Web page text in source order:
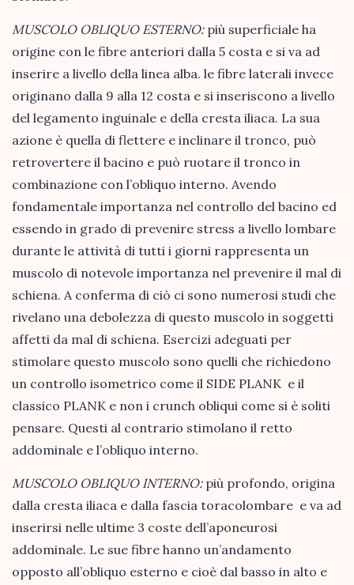
MUSCOLO OBLIQUO ESTERNO: più superficiale ha
origine con le fibre anteriori dalla 5 costa e si va ad
inserire a livello della linea alba. le fibre laterali invece
originano dalla 9 alla 12 costa e si inseriscono a livello
del legamento inguinale e della cresta iliaca. La sua
azione è quella di flettere e inclinare il tronco, può
retrovertere il bacino e può ruotare il tronco in
combinazione con l’obliquo interno. Avendo
fondamentale importanza nel controllo del bacino ed
essendo in grado di prevenire stress a livello lombare
durante le attività di tutti i giorni rappresenta un
muscolo di notevole importanza nel prevenire il mal di
schiena. A conferma di ciò ci sono numerosi studi che
rivelano una debolezza di questo muscolo in soggetti
affetti da mal di schiena. Esercizi adeguati per
stimolare questo muscolo sono quelli che richiedono
un controllo isometrico come il SIDE PLANK e il
classico PLANK e non i crunch obliqui come si è soliti
pensare. Questi al contrario stimolano il retto
addominale e l’obliquo interno.
MUSCOLO OBLIQUO INTERNO: più profondo, origina
dalla cresta iliaca e dalla fascia toracolombare e va ad
inserirsi nelle ultime 3 coste dell’aponeurosi
addominale. Le sue fibre hanno un’andamento
opposto all’obliquo esterno e cioè dal basso in alto e